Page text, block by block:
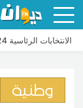
الانتخابات الرئاسية 2024
وطنية